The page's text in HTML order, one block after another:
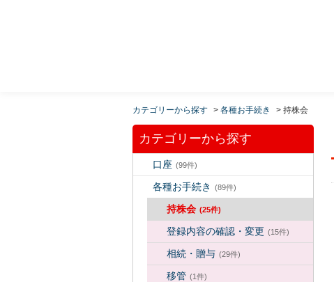
カテゴリーから探す > 各種お手続き > 持株会
カテゴリーから探す
口座 (99件)
各種お手続き (89件)
持株会 (25件)
登録内容の確認・変更 (15件)
相続・贈与 (29件)
移管 (1件)